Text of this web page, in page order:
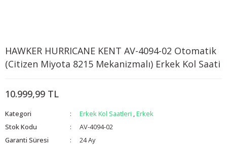
HAWKER HURRICANE KENT AV-4094-02 Otomatik
(Citizen Miyota 8215 Mekanizmalı) Erkek Kol Saati
10.999,99 TL
Kategori Erkek Kol Saatleri ,Erkek
Stok Kodu
AV-4094-02
Garanti Süresi
24 Ay